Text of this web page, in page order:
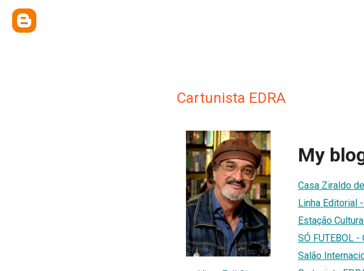
Cartunista EDRA
My
Casa Ziraldo
Linha Editorial
Estação
SÓ FUTEBOL -
Salão